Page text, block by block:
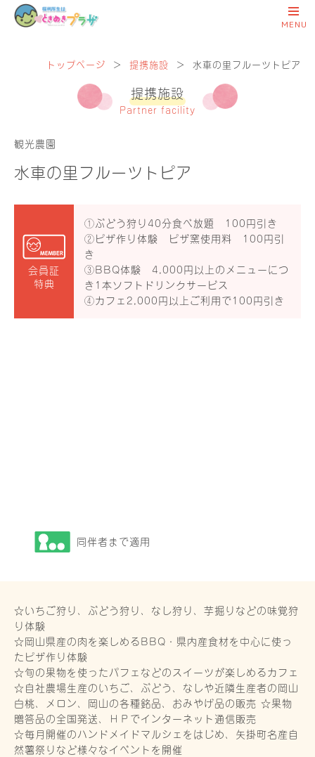
トップページ ＞ 提携施設 ＞ 水車の里フルーツトピア
提携施設
Partner facility
同伴者まで適用
観光農園
水車の里フルーツトピア
会員証
特典
①ぶどう狩り40分食べ放題 100円引き
②ピザ作り体験 ピザ窯使用料 100円引
き
③BBQ体験 4,000円以上のメニューにつ
き1本ソフトドリンクサービス
④カフェ2,000円以上ご利用で100円引き
☆いちご狩り、ぶどう狩り、なし狩り、芋掘りなどの味覚狩
り体験
☆岡山県産の肉を楽しめるBBQ・県内産食材を中心に使っ
たピザ作り体験
☆旬の果物を使ったパフェなどのスイーツが楽しめるカフェ
☆自社農場生産のいちご、ぶどう、なしや近隣生産者の岡山
白桃、メロン、岡山の各種銘品、おみやげ品の販売 ☆果物
贈答品の全国発送、ＨＰでインターネット通信販売
☆毎月開催のハンドメイドマルシェをはじめ、矢掛町名産自
然薯祭りなど様々なイベントを開催